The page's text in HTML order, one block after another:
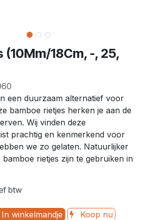
18Cm, -, 25,
een duurzaam alternatief voor
bamboe rietjes herken je aan de
Wij vinden deze
prachtig en kenmerkend voor
we zo gelaten. Natuurlijker
bamboe rietjes zijn te gebruiken in
btw
In winkelmandje
Koop nu